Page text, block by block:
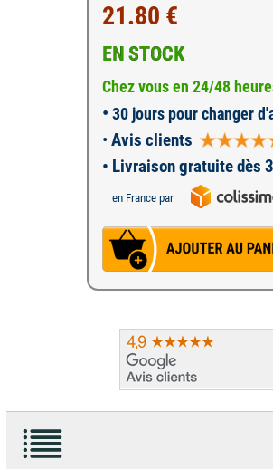
21.80 €
EN STOCK
Chez vous en 24/48
• 30 jours pour changer
• Avis clients
• Livraison gratuite dès
en France par